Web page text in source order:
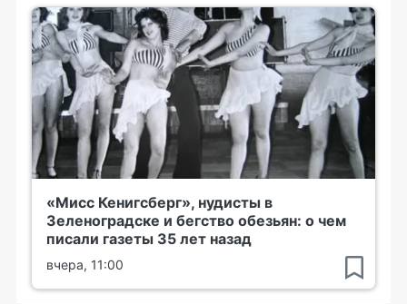
«Мисс Кенигсберг», нудисты в
Зеленоградске и бегство обезьян: о чем
писали газеты 35 лет назад
вчера, 11:00